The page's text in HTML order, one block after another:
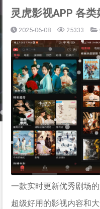
灵虎影视APP 各
2025-06-08 25333
一款实时更新优秀剧场的
超级好用的影视内容和